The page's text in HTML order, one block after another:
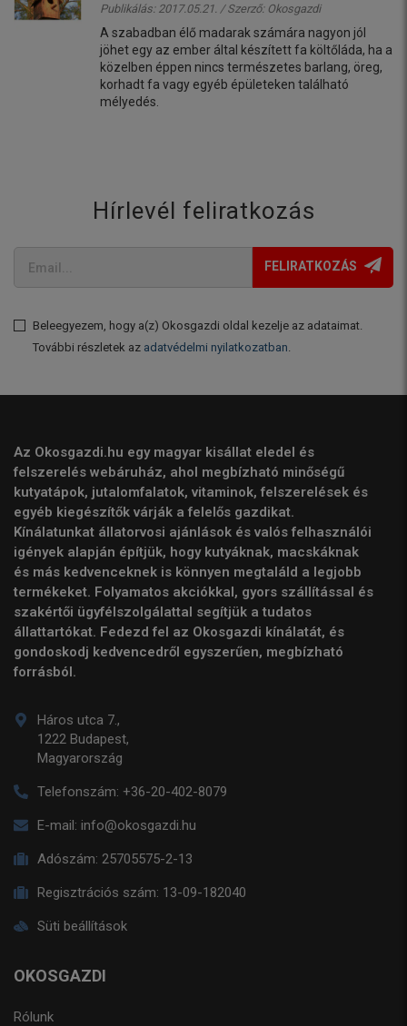
Publikálás: 2017.05.21. / Szerző: Okosgazdi
A szabadban élő madarak számára nagyon jól
jöhet egy az ember által készített fa költőláda, ha a
közelben éppen nincs természetes barlang, öreg,
korhadt fa vagy egyéb épületeken található
mélyedés.
Hírlevél feliratkozás
FELIRATKOZÁS
Beleegyezem, hogy a(z) Okosgazdi oldal kezelje az adataimat.
További részletek az adatvédelmi nyilatkozatban.
Az Okosgazdi.hu egy magyar kisállat eledel és
felszerelés webáruház, ahol megbízható minőségű
kutyatápok, jutalomfalatok, vitaminok, felszerelések és
egyéb kiegészítők várják a felelős gazdikat.
Kínálatunkat állatorvosi ajánlások és valós felhasználói
igények alapján építjük, hogy kutyáknak, macskáknak
és más kedvenceknek is könnyen megtaláld a legjobb
termékeket. Folyamatos akciókkal, gyors szállítással és
szakértői ügyfélszolgálattal segítjük a tudatos
állattartókat. Fedezd fel az Okosgazdi kínálatát, és
gondoskodj kedvencedről egyszerűen, megbízható
forrásból.
Háros utca 7.,
1222 Budapest,
Magyarország
Telefonszám: +36-20-402-8079
E-mail: info@okosgazdi.hu
Adószám: 25705575-2-13
Regisztrációs szám: 13-09-182040
Süti beállítások
OKOSGAZDI
Rólunk